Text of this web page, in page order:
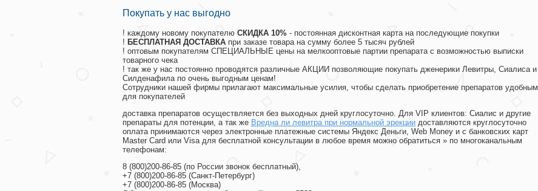
Покупать у нас выгодно
! каждому новому покупателю СКИДКА 10% - постоянная дисконтная карта на последующие покупки
! БЕСПЛАТНАЯ ДОСТАВКА при заказе товара на сумму более 5 тысяч рублей
! оптовым покупателям СПЕЦИАЛЬНЫЕ цены на мелкооптовые партии препарата с возможностью выписки
товарного чека
! так же у нас постоянно проводятся различные АКЦИИ позволяющие покупать дженерики Левитры, Сиалиса и
Силденафила по очень выгодным ценам!
Cотрудники нашей фирмы прилагают максимальные усилия, чтобы сделать приобретение препаратов удобным
для покупателей
доставка препаратов осуществляется без выходных дней круглосуточно. Для VIP клиентов: Сиалис и другие
препараты для потенции, а так же Вредна ли левитра при нормальной эрекции доставляются круглосуточно
оплата принимаются через электронные платежные системы Яндекс Деньги, Web Money и с банковских карт
Master Card или Visa для бесплатной консультации в любое время можно обратиться » по многоканальным
телефонам:
8 (800)200-86-85 (по России звонок бесплатный),
+7 (800)200-86-85 (Санкт-Петербург)
+7 (800)200-86-85 (Москва)